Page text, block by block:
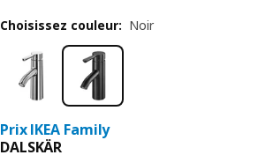
Prix IKEA Family
DALSKÄR
Choisissez couleur: Noir